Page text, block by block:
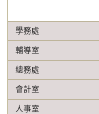
學務處
輔導室
總務處
會計室
人事室